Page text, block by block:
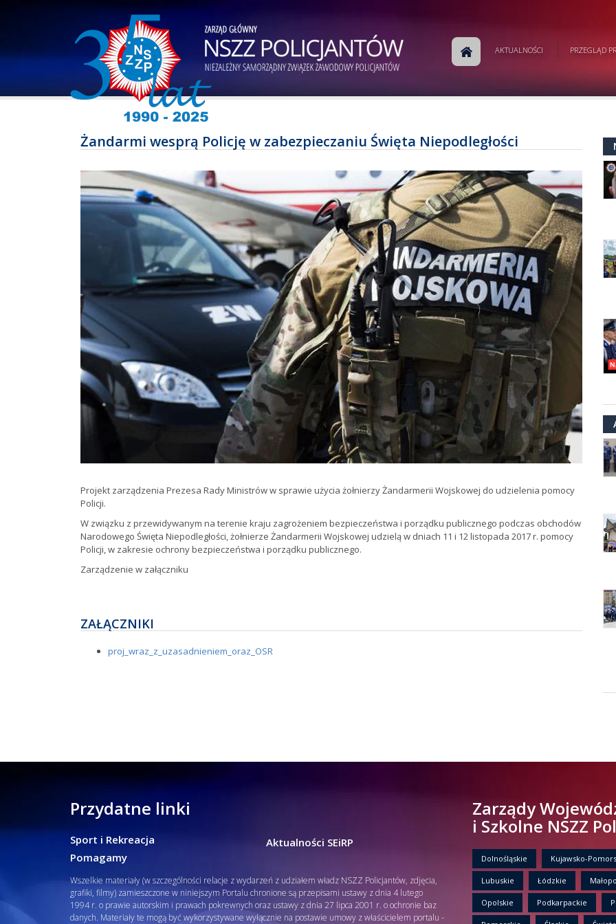
AKTUALNOŚCI PRZEGLĄD
Żandarmi wesprą Policję w zabezpieczaniu Święta Niepodległości
Projekt zarządzenia Prezesa Rady Ministrów w sprawie użycia żołnierzy Żandarmerii Wojskowej do udzielenia pomocy
Policji.
W związku z przewidywanym na terenie kraju zagrożeniem bezpieczeństwa i porządku publicznego podczas obchodów
Narodowego Święta Niepodległości, żołnierze Żandarmerii Wojskowej udzielą w dniach 11 i 12 listopada 2017 r. pomocy
Policji, w zakresie ochrony bezpieczeństwa i porządku publicznego.
Zarządzenie w załączniku
ZAŁĄCZNIKI
proj_wraz_z_uzasadnieniem_oraz_OSR
Przydatne linki
Sport i Rekreacja
Pomagamy
Aktualności SEiRP
Wszelkie materiały (w szczególności relacje z wydarzeń z udziałem władz NSZZ Policjantów, zdjęcia,
grafiki, filmy) zamieszczone w niniejszym Portalu chronione są przepisami ustawy z dnia 4 lutego
1994 r. o prawie autorskim i prawach pokrewnych oraz ustawy z dnia 27 lipca 2001 r. o ochronie baz
danych. Materiały te mogą być wykorzystywane wyłącznie na postawie umowy z właścicielem portalu -
Zarządy
i Szkolne NSZZ
Dolnośląskie Kujawsko-
Lubuskie Łódzkie
Opolskie Podkarpackie